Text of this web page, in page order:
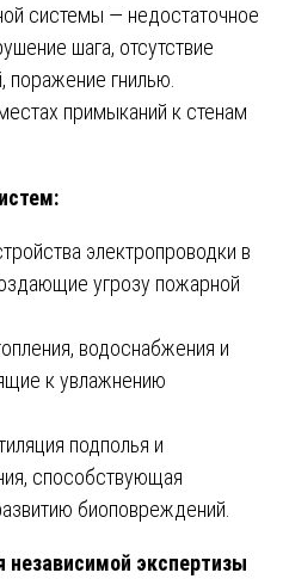
системы — недостаточное
шага, отсутствие
гнилью.
примыканий к стенам
электропроводки в
угрозу пожарной
водоснабжения и
к увлажнению
подполья и
способствующая
биоповреждений.
экспертизы